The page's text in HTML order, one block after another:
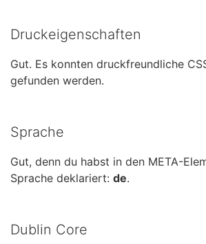
Druckeigenschaften
Gut. Es konnten druckfreundliche
gefunden werden.
Sprache
Gut, denn du habst in den META-
Sprache deklariert: de.
Dublin Core